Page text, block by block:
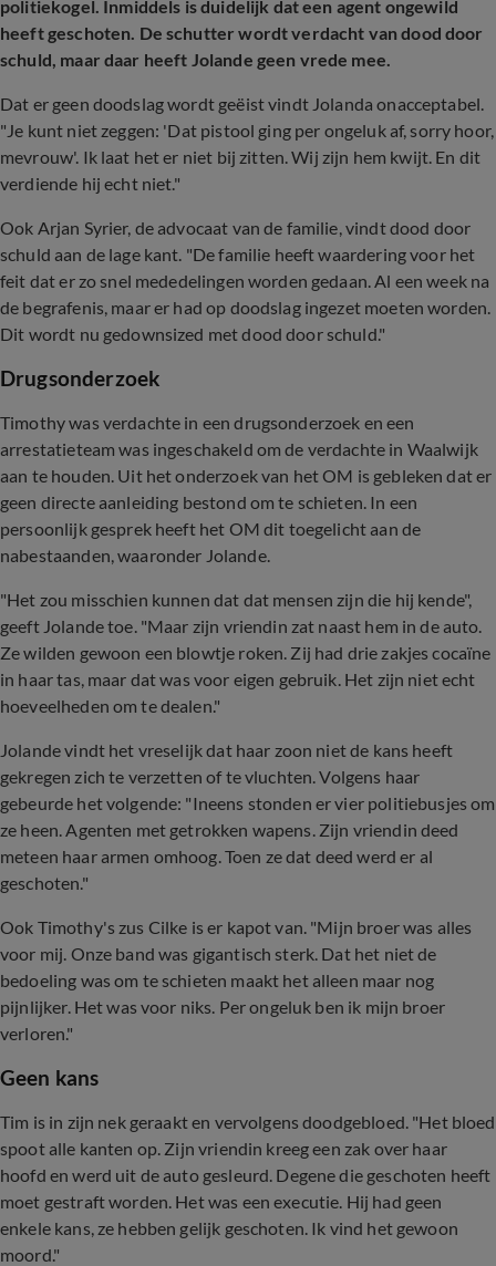
politiekogel. Inmiddels is duidelijk dat een agent ongewild
heeft geschoten. De schutter wordt verdacht van dood door
schuld, maar daar heeft Jolande geen vrede mee.
Dat er geen doodslag wordt geëist vindt Jolanda onacceptabel.
"Je kunt niet zeggen: 'Dat pistool ging per ongeluk af, sorry hoor,
mevrouw'. Ik laat het er niet bij zitten. Wij zijn hem kwijt. En dit
verdiende hij echt niet."
Ook Arjan Syrier, de advocaat van de familie, vindt dood door
schuld aan de lage kant. "De familie heeft waardering voor het
feit dat er zo snel mededelingen worden gedaan. Al een week na
de begrafenis, maar er had op doodslag ingezet moeten worden.
Dit wordt nu gedownsized met dood door schuld."
Drugsonderzoek
Timothy was verdachte in een drugsonderzoek en een
arrestatieteam was ingeschakeld om de verdachte in Waalwijk
aan te houden. Uit het onderzoek van het OM is gebleken dat er
geen directe aanleiding bestond om te schieten. In een
persoonlijk gesprek heeft het OM dit toegelicht aan de
nabestaanden, waaronder Jolande.
"Het zou misschien kunnen dat dat mensen zijn die hij kende",
geeft Jolande toe. "Maar zijn vriendin zat naast hem in de auto.
Ze wilden gewoon een blowtje roken. Zij had drie zakjes cocaïne
in haar tas, maar dat was voor eigen gebruik. Het zijn niet echt
hoeveelheden om te dealen."
Jolande vindt het vreselijk dat haar zoon niet de kans heeft
gekregen zich te verzetten of te vluchten. Volgens haar
gebeurde het volgende: "Ineens stonden er vier politiebusjes om
ze heen. Agenten met getrokken wapens. Zijn vriendin deed
meteen haar armen omhoog. Toen ze dat deed werd er al
geschoten."
Ook Timothy's zus Cilke is er kapot van. "Mijn broer was alles
voor mij. Onze band was gigantisch sterk. Dat het niet de
bedoeling was om te schieten maakt het alleen maar nog
pijnlijker. Het was voor niks. Per ongeluk ben ik mijn broer
verloren."
Geen kans
Tim is in zijn nek geraakt en vervolgens doodgebloed. "Het bloed
spoot alle kanten op. Zijn vriendin kreeg een zak over haar
hoofd en werd uit de auto gesleurd. Degene die geschoten heeft
moet gestraft worden. Het was een executie. Hij had geen
enkele kans, ze hebben gelijk geschoten. Ik vind het gewoon
moord."